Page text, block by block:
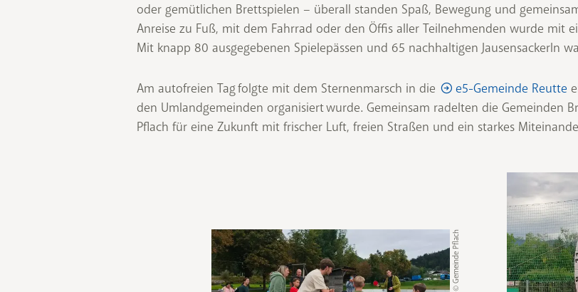
oder gemütlichen Brettspielen – überall standen Spaß, Bewegung und
Anreise zu Fuß, mit dem Fahrrad oder den Öffis aller Teilnehmenden wurde mit
Mit knapp 80 ausgegebenen Spielepässen und 65 nachhaltigen Jausensackerln
Am autofreien Tag folgte mit dem Sternenmarsch in die e5-Gemeinde Reutte
den Umlandgemeinden organisiert wurde. Gemeinsam radelten die Gemeinden
Pflach für eine Zukunft mit frischer Luft, freien Straßen und ein starkes
© Gemeinde Pflach